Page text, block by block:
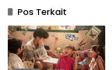
Pos Terkait